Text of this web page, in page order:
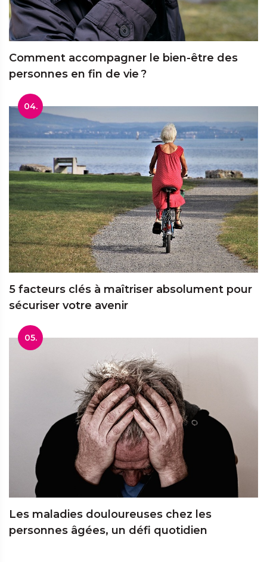
Comment accompagner le bien-être des
personnes en fin de vie ?
04.
5 facteurs clés à maîtriser absolument pour
sécuriser votre avenir
05.
Les maladies douloureuses chez les
personnes âgées, un défi quotidien